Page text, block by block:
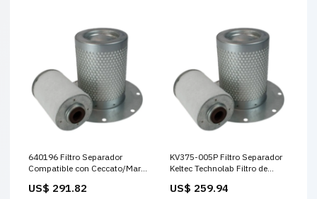
640196 Filtro Separador
Compatible con Ceccato/Mark
US$ 291.82
KV375-005P Filtro Separador
Keltec Technolab Filtro de
US$ 259.94